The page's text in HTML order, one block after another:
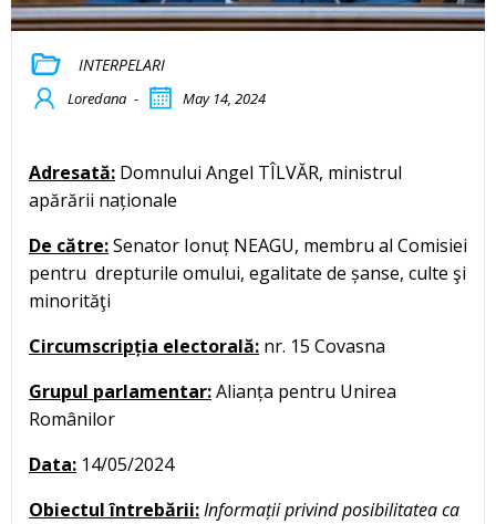
INTERPELARI
Loredana - May 14, 2024
Adresată: Domnului Angel TÎLVĂR, ministrul
apărării naționale
De către:Senator Ionuț NEAGU, membru al Comisiei
pentru drepturile omului, egalitate de șanse, culte şi
minorităţi
Circumscripția electorală: nr. 15 Covasna
Grupul parlamentar:Alianța pentru Unirea
Românilor
Data: 14/05/2024
Obiectul întrebării:Informații privind posibilitatea ca